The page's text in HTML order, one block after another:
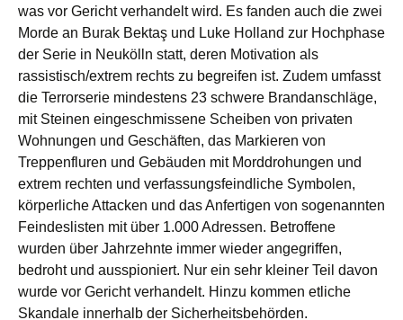
was vor Gericht verhandelt wird. Es fanden auch die zwei
Morde an Burak Bektaş und Luke Holland zur Hochphase
der Serie in Neukölln statt, deren Motivation als
rassistisch/extrem rechts zu begreifen ist. Zudem umfasst
die Terrorserie mindestens 23 schwere Brandanschläge,
mit Steinen eingeschmissene Scheiben von privaten
Wohnungen und Geschäften, das Markieren von
Treppenfluren und Gebäuden mit Morddrohungen und
extrem rechten und verfassungsfeindliche Symbolen,
körperliche Attacken und das Anfertigen von sogenannten
Feindeslisten mit über 1.000 Adressen. Betroffene
wurden über Jahrzehnte immer wieder angegriffen,
bedroht und ausspioniert. Nur ein sehr kleiner Teil davon
wurde vor Gericht verhandelt. Hinzu kommen etliche
Skandale innerhalb der Sicherheitsbehörden.